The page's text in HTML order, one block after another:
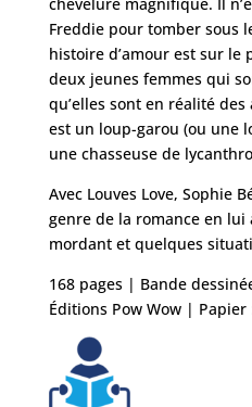
Freddie pour tomber sous
histoire d’amour est sur
deux jeunes femmes qui
qu’elles sont en réalité des
est un loup-garou (ou une
une chasseuse de
Avec Louves Love, Sophie
genre de la romance en lui
mordant et quelques
168 pages | Bande
Éditions Pow Wow | Papier